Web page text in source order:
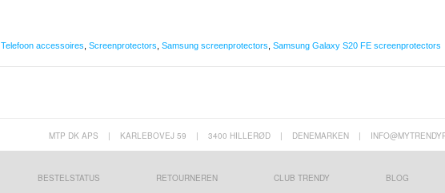
Telefoon accessoires Screenprotectors Samsung screenprotectors Samsung Galaxy S20 FE screenprotectors
MTP DK APS | KARLEBOVEJ 59 | 3400 HILLERØD | DENEMARKEN |
BESTELSTATUS RETOURNEREN CLUB TRENDY BLOG